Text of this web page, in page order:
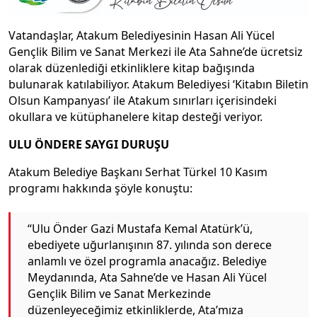
Vatandaşlar, Atakum Belediyesinin Hasan Ali Yücel
Gençlik Bilim ve Sanat Merkezi ile Ata Sahne’de ücretsiz
olarak düzenlediği etkinliklere kitap bağışında
bulunarak katılabiliyor. Atakum Belediyesi ‘Kitabın Biletin
Olsun Kampanyası’ ile Atakum sınırları içerisindeki
okullara ve kütüphanelere kitap desteği veriyor.
ULU ÖNDERE SAYGI DURUŞU
Atakum Belediye Başkanı Serhat Türkel 10 Kasım
programı hakkında şöyle konuştu:
“Ulu Önder Gazi Mustafa Kemal Atatürk’ü,
ebediyete uğurlanışının 87. yılında son derece
anlamlı ve özel programla anacağız. Belediye
Meydanında, Ata Sahne’de ve Hasan Ali Yücel
Gençlik Bilim ve Sanat Merkezinde
düzenleyeceğimiz etkinliklerde, Ata’mıza